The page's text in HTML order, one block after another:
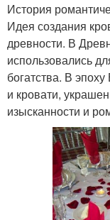
История
Идея создания
древности. В
использовались
богатства. В
и кровати,
изысканности и